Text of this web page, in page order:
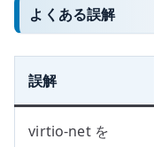
よくある誤解
誤解
virtio-net を